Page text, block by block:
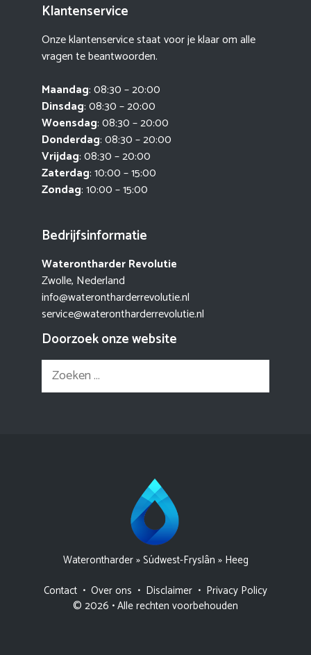
Klantenservice
Onze klantenservice staat voor je klaar om alle
vragen te beantwoorden.
Maandag: 08:30 – 20:00
Dinsdag: 08:30 – 20:00
Woensdag: 08:30 – 20:00
Donderdag: 08:30 – 20:00
Vrijdag: 08:30 – 20:00
Zaterdag: 10:00 – 15:00
Zondag: 10:00 – 15:00
Bedrijfsinformatie
Waterontharder Revolutie
Zwolle, Nederland
info@waterontharderrevolutie.nl
service@waterontharderrevolutie.nl
Doorzoek onze website
Zoek
naar:
Waterontharder»Súdwest-Fryslân » Heeg
Contact • Over ons • Disclaimer • Privacy Policy
© 2026 • Alle rechten voorbehouden